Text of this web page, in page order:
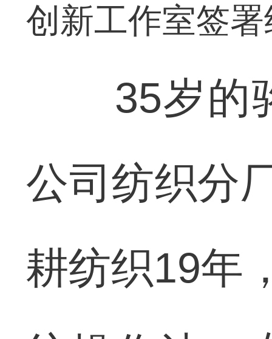
创新工作室签
35岁的骆
公司纺织分
耕纺织19年